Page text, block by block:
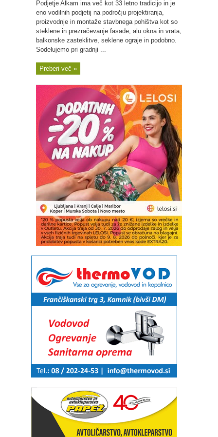
Podjetje Alkam ima več kot 33 letno tradicijo in je
eno vodilnih podjetij na področju projektiranja,
proizvodnje in montaže stavbnega pohištva kot so
steklene in prezračevanje fasade, alu okna in vrata,
balkonske zasteklitve, seklene ograje in podobno.
Sodelujemo pri gradnji ...
Preberi več »